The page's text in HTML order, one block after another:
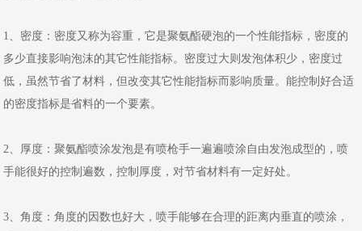
1、密度：密度又称为容重，它是聚氨酯硬泡的一个性能指标，密度的
多少直接影响泡沫的其它性能指标。密度过大则发泡体积少，密度过
低，虽然节省了材料，但改变其它性能指标而影响质量。能控制好合适
的密度指标是省料的一个要素。
2、厚度：聚氨酯喷涂发泡是有喷枪手一遍遍喷涂自由发泡成型的，喷
手能很好的控制遍数，控制厚度，对节省材料有一定好处。
3、角度：角度的因数也好大，喷手能够在合理的距离内垂直的喷涂，